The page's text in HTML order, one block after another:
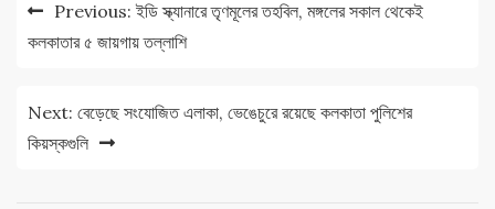
navigation
Previous: ইডি স্ক্যানারে তৃণমূলের তহবিল, মঙ্গলের সকাল থেকেই
কলকাতার ৫ জায়গায় তল্লাশি
Next: বেড়েছে সংযোজিত এলাকা, ভেঙেচুরে রয়েছে কলকাতা পুলিশের
কিয়স্কগুলি